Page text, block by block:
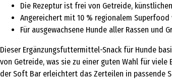
Die Rezeptur ist frei von Getreide,
Angereichert mit 10 % regionalem Superfood
Für ausgewachsene Hunde aller Rassen und
Dieser Ergänzungsfuttermittel-Snack für Hunde
von Getreide, was sie zu einer guten Wahl für
der Soft Bar erleichtert das Zerteilen in passende